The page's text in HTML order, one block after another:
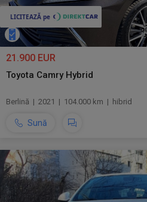
21.900 EUR
Toyota Camry Hybrid
Berlină | 2021 | 104.000 km | hibrid
Sună